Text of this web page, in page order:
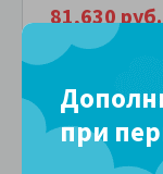
Сравнить
81,630 руб.
В рассрочку без
за
при